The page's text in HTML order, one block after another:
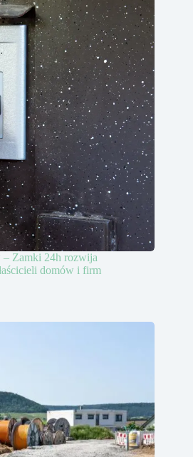
Zamki 24h rozwija
domów i firm